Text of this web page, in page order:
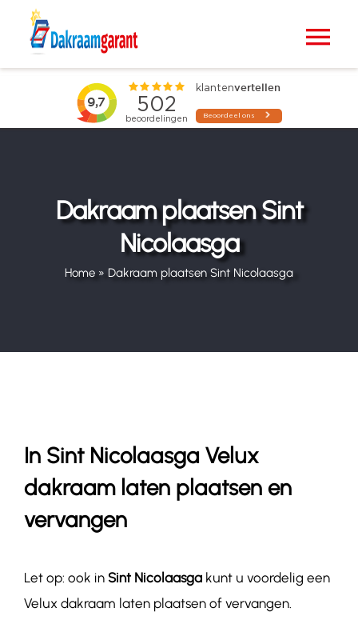
Blogs
Dakraam plaatsen Sint
Nicolaasga
Home » Dakraam plaatsen Sint Nicolaasga
In Sint Nicolaasga Velux
dakraam laten plaatsen en
vervangen
Let op: ook in Sint Nicolaasga kunt u voordelig een
Velux dakraam laten plaatsen of vervangen.